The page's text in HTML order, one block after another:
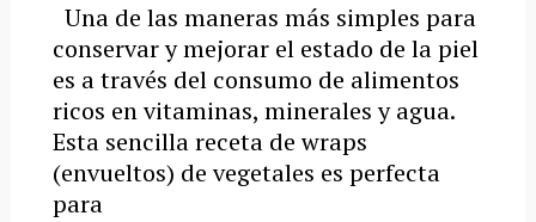
Una de las maneras más simples para
conservar y mejorar el estado de la piel
es a través del consumo de alimentos
ricos en vitaminas, minerales y agua.
Esta sencilla receta de wraps
(envueltos) de vegetales es perfecta
para